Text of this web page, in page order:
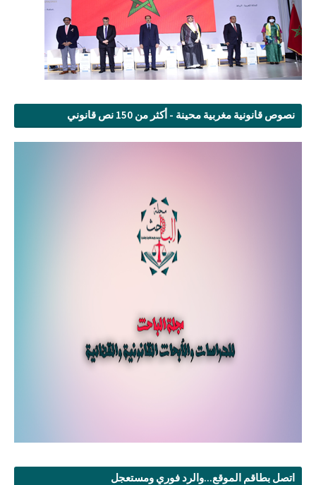
نصوص قانونية مغربية محينة - أكثر من 150 نص قانوني
اتصل بطاقم الموقع...والرد فوري ومستعجل